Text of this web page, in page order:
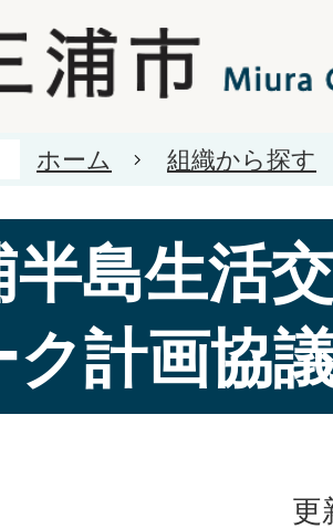
ホーム 組織から探す
半島生活
ク計画協
更